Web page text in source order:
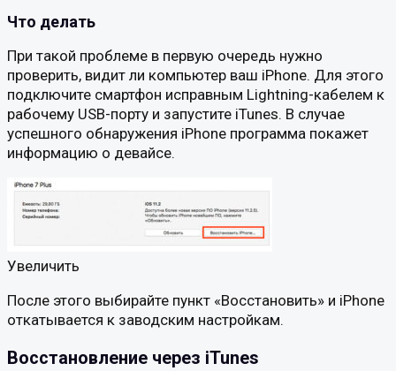
Что делать
При такой проблеме в первую очередь нужно
проверить, видит ли компьютер ваш iPhone. Для этого
подключите смартфон исправным Lightning-кабелем к
рабочему USB-порту и запустите iTunes. В случае
успешного обнаружения iPhone программа покажет
информацию о девайсе.
Увеличить
После этого выбирайте пункт «Восстановить» и iPhone
откатывается к заводским настройкам.
Восстановление через iTunes